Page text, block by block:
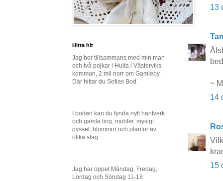
13
~
14
15
Hitta hit
Jag bor tillsammans med min man
och två pojkar i Hulta i Västerviks
kommun, 2 mil norr om Gamleby.
Där hittar du Sofias Bod.
I boden kan du fynda nytt hantverk
och gamla ting, möbler, mysigt
pyssel, blommor och plantor av
olika slag.
Jag har öppet Måndag, Fredag,
Lördag och Söndag 11-18